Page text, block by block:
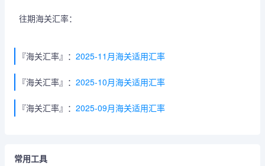
往期海关汇率：
『海关汇率』： 2025-11月海关适用汇率
『海关汇率』： 2025-10月海关适用汇率
『海关汇率』： 2025-09月海关适用汇率
常用工具